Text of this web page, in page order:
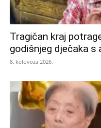
Tragičan kraj
godišnjeg dječaka s
8. kolovoza 2026.